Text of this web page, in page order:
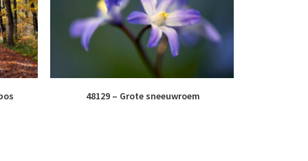
48129 – Grote sneeuwroem